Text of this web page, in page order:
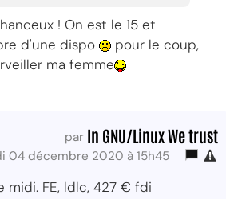
! On est le 15 et
d'une dispo
pour le coup,
ma femme
par In GNU/Linux We trust
04 décembre 2020 à 15h45
midi. FE, ldlc, 427 € fdi